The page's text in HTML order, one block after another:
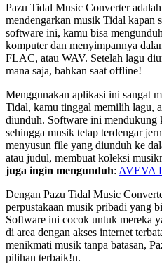
Pazu Tidal Music Converter
mendengarkan musik Tidal kapan
software ini, kamu bisa
komputer dan menyimpannya
FLAC, atau WAV. Setelah lagu
mana saja, bahkan saat offline!
Menggunakan aplikasi ini sangat
Tidal, kamu tinggal memilih lagu,
diunduh. Software ini mendukung
sehingga musik tetap terdengar
menyusun file yang diunduh ke
atau judul, membuat koleksi
juga ingin mengunduh: AVEVA
Dengan Pazu Tidal Music
perpustakaan musik pribadi yang
Software ini cocok untuk mereka
di area dengan akses internet
menikmati musik tanpa batasan,
pilihan terbaik!n.